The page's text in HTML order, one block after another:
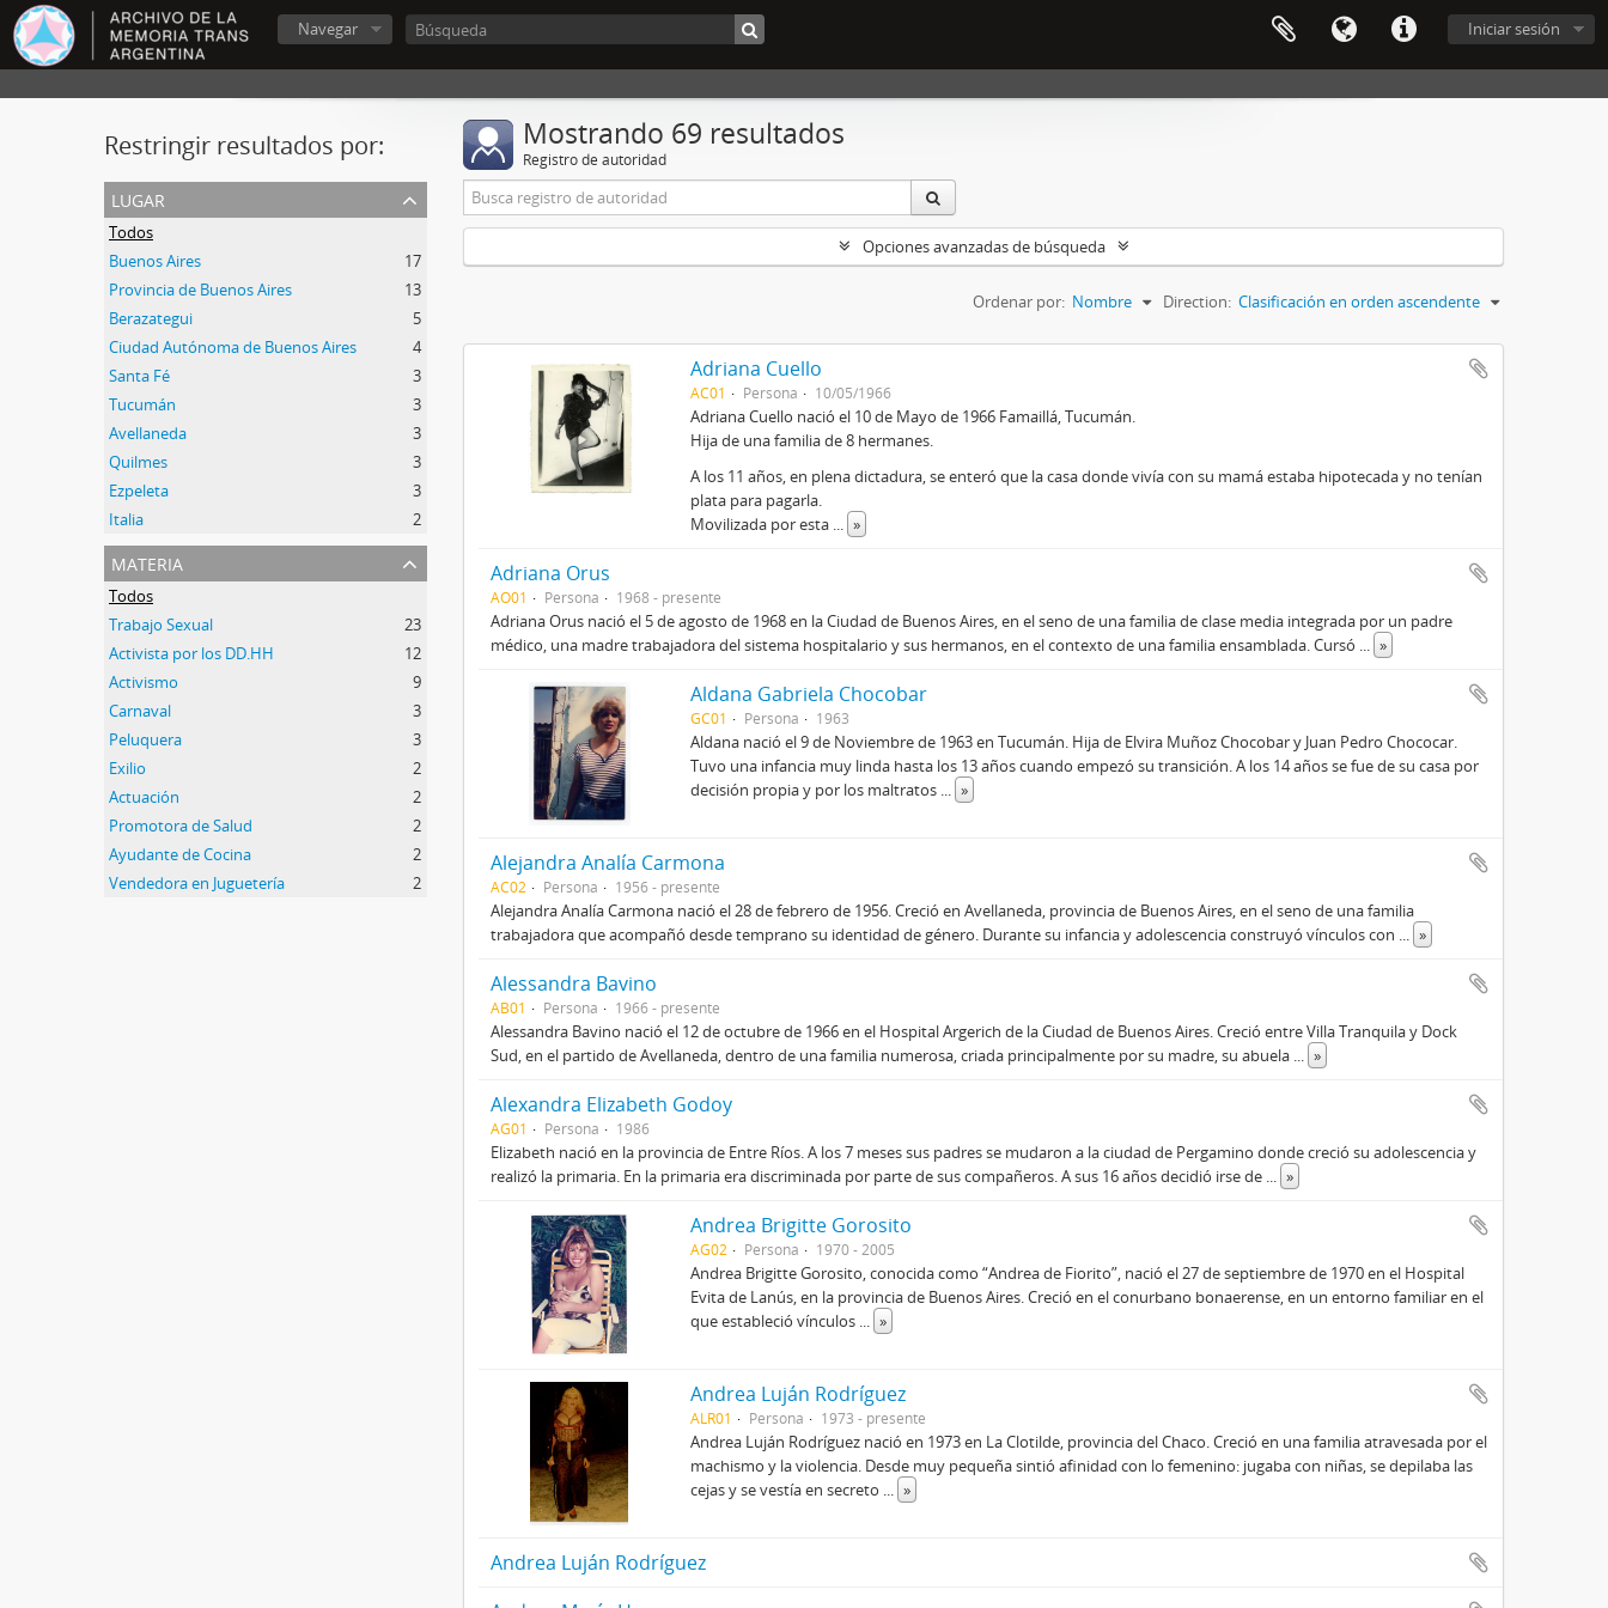
Iniciar sesión
Navegar
Restringir resultados por:
lugar
Todos
Buenos Aires
17
Provincia de Buenos Aires
13
Berazategui
5
Ciudad Autónoma de Buenos Aires
4
Santa Fé
3
Tucumán
3
Avellaneda
3
Quilmes
3
Ezpeleta
3
Italia
2
materia
Todos
Trabajo Sexual
23
Activista por los DD.HH
12
Activismo
9
Carnaval
3
Peluquera
3
Exilio
2
Actuación
2
Promotora de Salud
2
Ayudante de Cocina
2
Vendedora en Juguetería
2
Mostrando 69 resultados
Registro de autoridad
Opciones avanzadas de búsqueda
Ordenar por: Nombre Direction: Clasificación en orden ascendente
Adriana Cuello
AC01 Persona 10/05/1966
Adriana Cuello nació el 10 de Mayo de 1966 Famaillá, Tucumán.
Hija de una familia de 8 hermanes.
A los 11 años, en plena dictadura, se enteró que la casa donde vivía con su mamá estaba hipotecada y no tenían
plata para pagarla.
Movilizada por esta ... »
Adriana Orus
AO01 Persona 1968 - presente
Adriana Orus nació el 5 de agosto de 1968 en la Ciudad de Buenos Aires, en el seno de una familia de clase media integrada por un padre
médico, una madre trabajadora del sistema hospitalario y sus hermanos, en el contexto de una familia ensamblada. Cursó ... »
Aldana Gabriela Chocobar
GC01 Persona 1963
Aldana nació el 9 de Noviembre de 1963 en Tucumán. Hija de Elvira Muñoz Chocobar y Juan Pedro Chococar.
Tuvo una infancia muy linda hasta los 13 años cuando empezó su transición. A los 14 años se fue de su casa por
decisión propia y por los maltratos ... »
Alejandra Analía Carmona
AC02 Persona 1956 - presente
Alejandra Analía Carmona nació el 28 de febrero de 1956. Creció en Avellaneda, provincia de Buenos Aires, en el seno de una familia
trabajadora que acompañó desde temprano su identidad de género. Durante su infancia y adolescencia construyó vínculos con ... »
Alessandra Bavino
AB01 Persona 1966 - presente
Alessandra Bavino nació el 12 de octubre de 1966 en el Hospital Argerich de la Ciudad de Buenos Aires. Creció entre Villa Tranquila y Dock
Sud, en el partido de Avellaneda, dentro de una familia numerosa, criada principalmente por su madre, su abuela ... »
Alexandra Elizabeth Godoy
AG01 Persona 1986
Elizabeth nació en la provincia de Entre Ríos. A los 7 meses sus padres se mudaron a la ciudad de Pergamino donde creció su adolescencia y
realizó la primaria. En la primaria era discriminada por parte de sus compañeros. A sus 16 años decidió irse de ... »
Andrea Brigitte Gorosito
AG02 Persona 1970 - 2005
Andrea Brigitte Gorosito, conocida como “Andrea de Fiorito”, nació el 27 de septiembre de 1970 en el Hospital
Evita de Lanús, en la provincia de Buenos Aires. Creció en el conurbano bonaerense, en un entorno familiar en el
que estableció vínculos ... »
Andrea Luján Rodríguez
ALR01 Persona 1973 - presente
Andrea Luján Rodríguez nació en 1973 en La Clotilde, provincia del Chaco. Creció en una familia atravesada por el
machismo y la violencia. Desde muy pequeña sintió afinidad con lo femenino: jugaba con niñas, se depilaba las
cejas y se vestía en secreto ... »
Andrea Luján Rodríguez